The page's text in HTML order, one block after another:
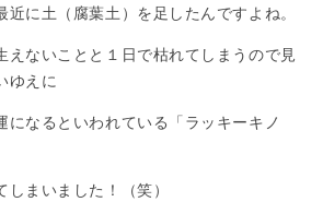
に土（腐葉土）を足したんですよね。
えないことと１日で枯れてしまうので見
ゆえに
になるといわれている「ラッキーキノ
まいました！（笑）